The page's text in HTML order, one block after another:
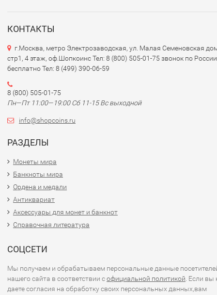
КОНТАКТЫ
г.Москва, метро Электрозаводская, ул. Малая Семеновская
стр1, 4 этаж, оф.Шопкоинс Тел: 8 (800) 505-01-75 звонок по России
бесплатно Тел: 8 (499) 390-06-59
8 (800) 505-01-75
Пн—Пт 11:00—19:00 Сб 11-15 Вс выходной
info@shopcoins.ru
РАЗДЕЛЫ
Монеты мира
Банкноты мира
Ордена и медали
Антиквариат
Аксессуары для монет и банкнот
Справочная литература
СОЦСЕТИ
Мы получаем и обрабатываем персональные данные
нашего сайта в соответствии софициальной политикой. Если вы
даете согласия на обработку своих персональных данных,вам